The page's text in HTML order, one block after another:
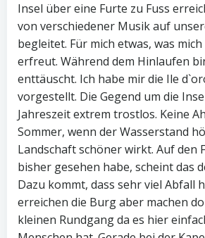
Insel über eine Furte zu Fuss
von verschiedener Musik auf
begleitet. Für mich etwas, was
erfreut. Während dem Hinlaufen
enttäuscht. Ich habe mir die Ile
vorgestellt. Die Gegend um die
Jahreszeit extrem trostlos. Keine
Sommer, wenn der Wasserstand
Landschaft schöner wirkt. Auf den
bisher gesehen habe, scheint das
Dazu kommt, dass sehr viel Abfall
erreichen die Burg aber machen
kleinen Rundgang da es hier